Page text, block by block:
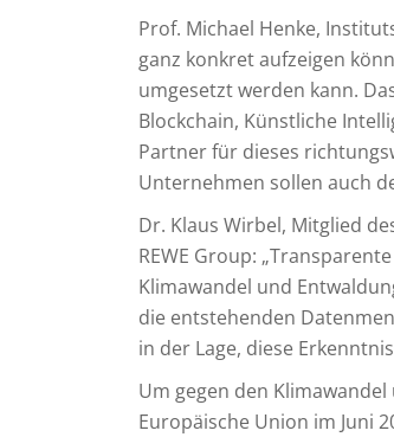
Prof. Michael Henke,
ganz konkret aufzeigen
umgesetzt werden kann.
Blockchain, Künstliche
Partner für dieses
Unternehmen sollen auch
Dr. Klaus Wirbel, Mitglied
REWE Group:
Klimawandel und
die entstehenden
in der Lage, diese
Um gegen den
Europäische Union im Juni